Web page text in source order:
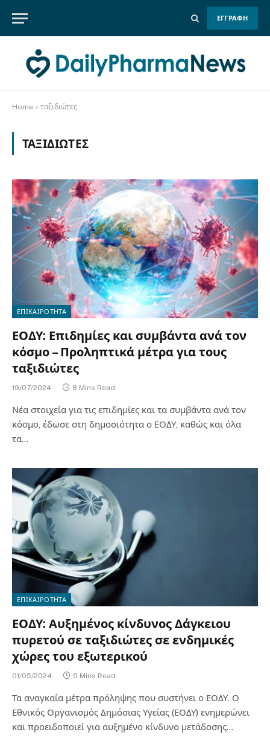
ΕΓΓΡΑΦΗ
Home » ταξιδιώτες
ΤΑΞΙΔΙΏΤΕΣ
ΕΠΙΚΑΙΡΟΤΗΤΑ
ΕΟΔΥ: Επιδημίες και συμβάντα ανά τον
κόσμο – Προληπτικά μέτρα για τους
ταξιδιώτες
19/07/2024 8 Mins Read
Νέα στοιχεία για τις επιδημίες και τα συμβάντα ανά τον
κόσμο, έδωσε στη δημοσιότητα ο ΕΟΔΥ, καθώς και όλα
τα…
ΕΠΙΚΑΙΡΟΤΗΤΑ
ΕΟΔΥ: Αυξημένος κίνδυνος Δάγκειου
πυρετού σε ταξιδιώτες σε ενδημικές
χώρες του εξωτερικού
01/05/2024 5 Mins Read
Τα αναγκαία μέτρα πρόληψης που συστήνει ο ΕΟΔΥ. Ο
Εθνικός Οργανισμός Δημόσιας Υγείας (ΕΟΔΥ) ενημερώνει
και προειδοποιεί για αυξημένο κίνδυνο μετάδοσης…